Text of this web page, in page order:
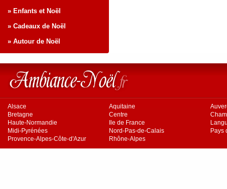
» Enfants et Noël
» Cadeaux de Noël
» Autour de Noël
Alsace Aquitaine
Bretagne
Centre
Haute-Normandie
Ile de France
Midi-Pyrénées
Nord-Pas-de-Calais
Pays
Provence-Alpes-Côte-d'Azur
Rhône-Alpes